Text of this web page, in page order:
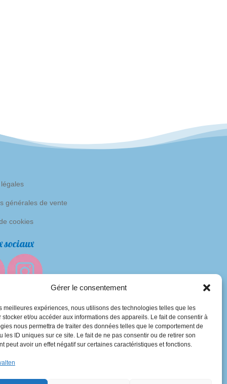
Gérer le consentement
meilleures expériences, nous utilisons des technologies telles que les
stocker et/ou accéder aux informations des appareils. Le fait de consentir à
nous permettra de traiter des données telles que le comportement de
les ID uniques sur ce site. Le fait de ne pas consentir ou de retirer son
peut avoir un effet négatif sur certaines caractéristiques et fonctions.
générales de vente
cookies
sociaux